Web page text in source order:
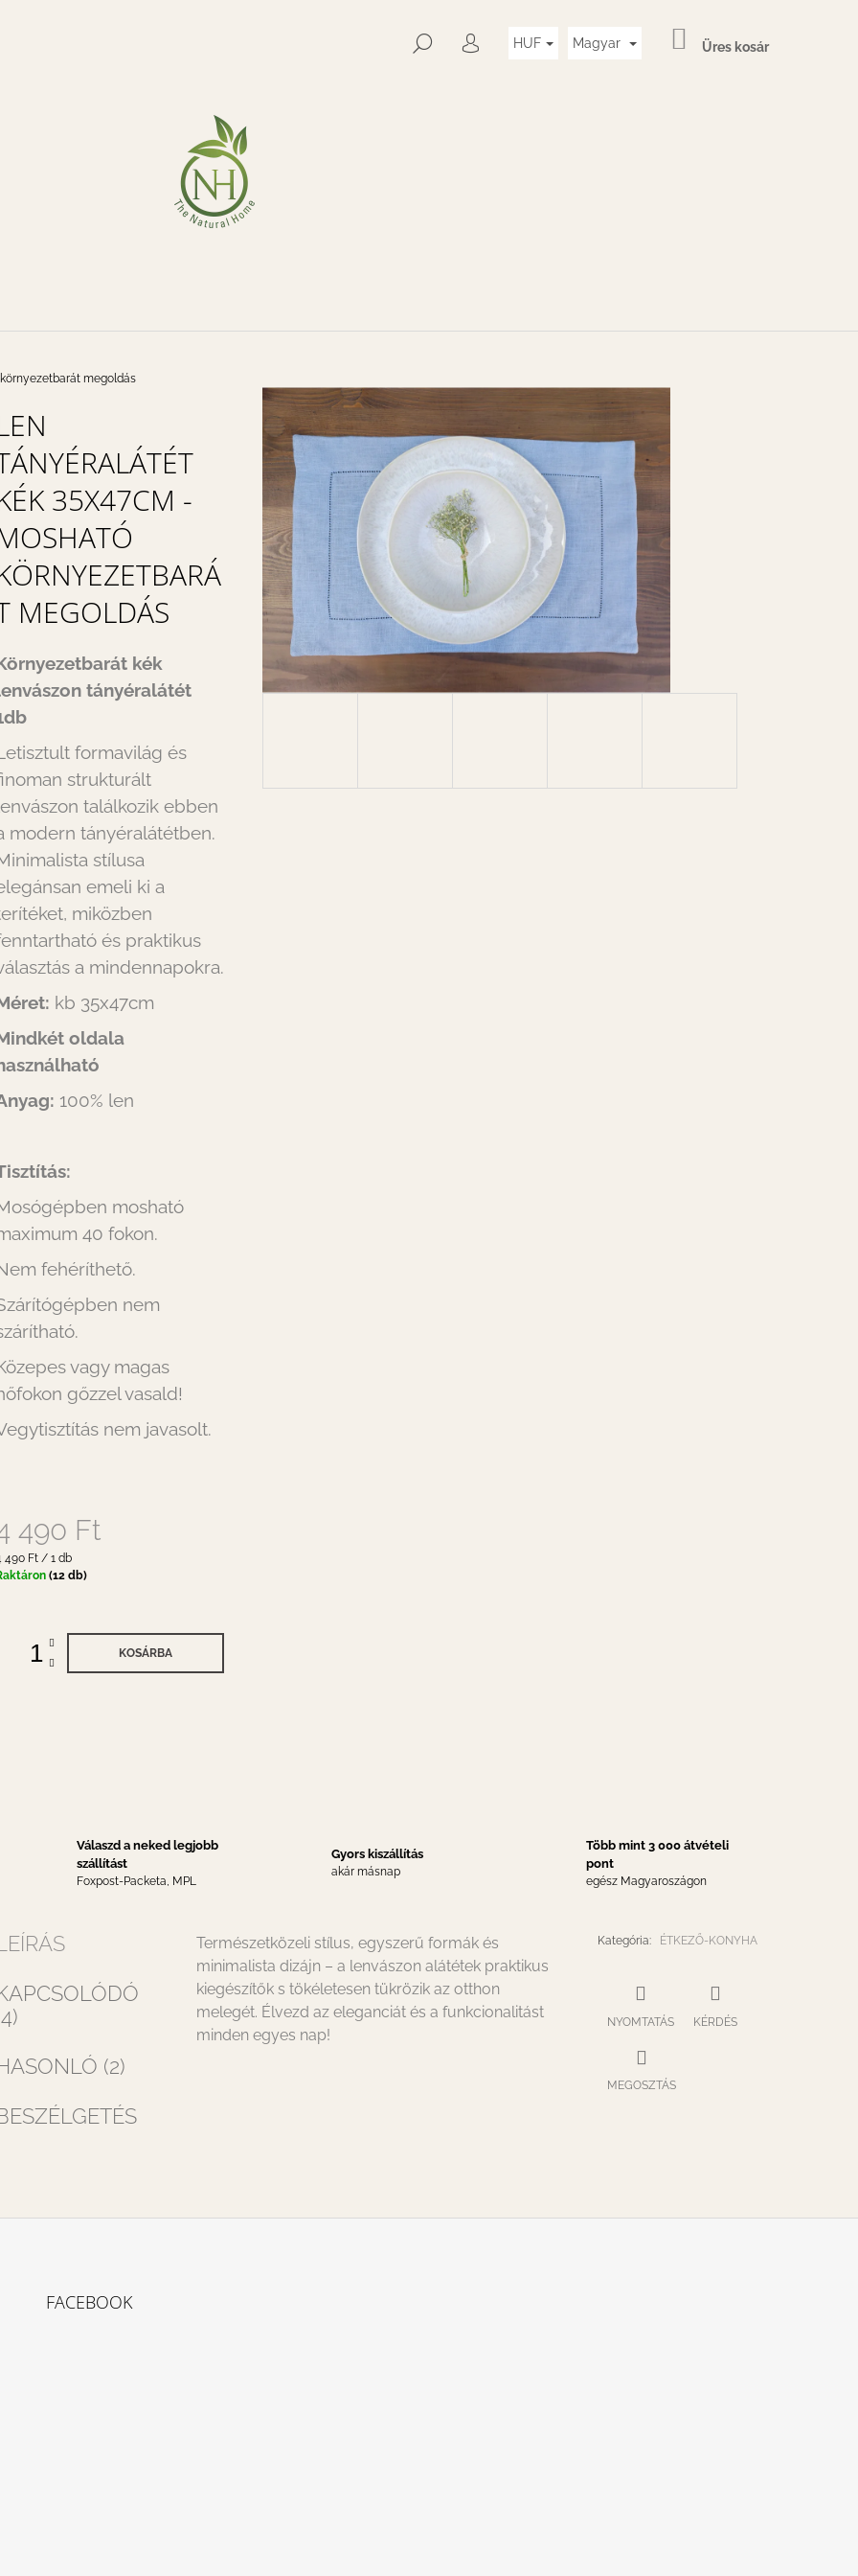
KERESÉS
BEJELENTKEZÉS
HUF Magyar KOSÁR
Üres kosár
megoldás
35X47CM -
MEGOLDÁS
kék
tányéralátét
formavilág és
strukturált
találkozik ebben
modern tányéralátétben.
stílusa
emeli ki a
miközben
és praktikus
a mindennapokra.
kb 35x47cm
oldala
100% len
mosható
40 fokon.
fehéríthető.
nem
vagy magas
gőzzel vasald!
nem javasolt.
490 Ft
490 Ft / 1 db
(12 db)
KOSÁRBA
Válaszd a neked legjobb
szállítást
Foxpost-Packeta, MPL
Gyors kiszállítás
akár másnap
Több mint 3 000 átvételi
pont
egész Magyaroszágon
(2)
Természetközeli stílus, egyszerű formák és
minimalista dizájn – a lenvászon alátétek praktikus
kiegészítők s tökéletesen tükrözik az otthon
melegét. Élvezd az eleganciát és a funkcionalitást
minden egyes nap!
Kategória: ÉTKEZŐ-KONYHA
NYOMTATÁS KÉRDÉS
MEGOSZTÁS
KERESÉS
FACEBOOK